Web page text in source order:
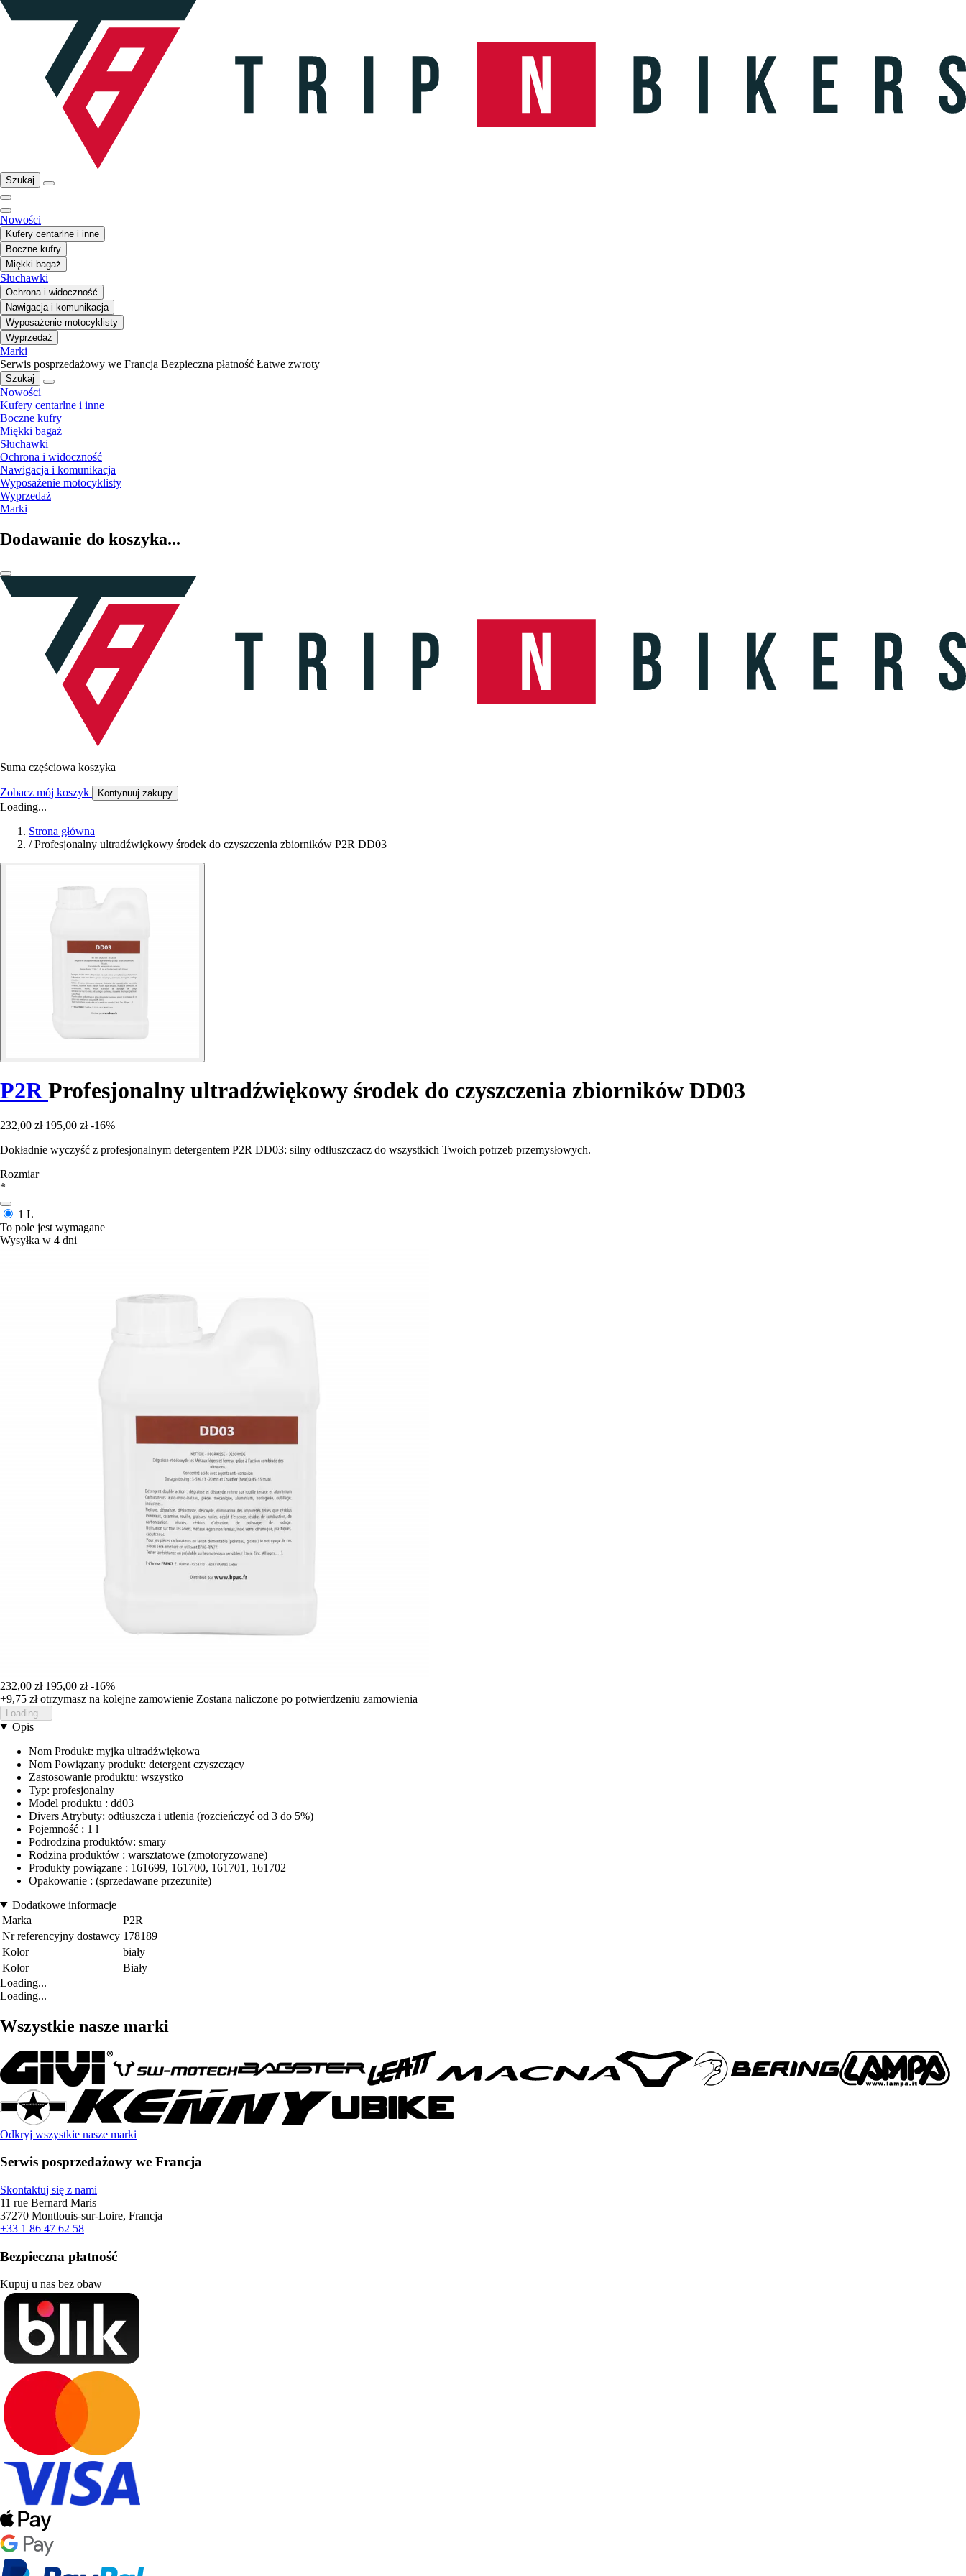
Szukaj
Nowości
Kufery centarlne i inne
Boczne kufry
Miękki bagaż
Słuchawki
Ochrona i widoczność
Nawigacja i komunikacja
Wyposażenie motocyklisty
Wyprzedaż
Marki
Serwis posprzedażowy we Francja Bezpieczna płatność Łatwe zwroty
Szukaj
Nowości
Kufery centarlne i inne
Boczne kufry
Miękki bagaż
Słuchawki
Ochrona i widoczność
Nawigacja i komunikacja
Wyposażenie motocyklisty
Wyprzedaż
Marki
Dodawanie do koszyka...
Suma częściowa koszyka
Zobacz mój koszyk Kontynuuj zakupy
Loading...
Strona główna
/ Profesjonalny ultradźwiękowy środek do czyszczenia zbiorników P2R DD03
P2R Profesjonalny ultradźwiękowy środek do czyszczenia zbiorników DD03
232,00 zł 195,00 zł -16%
Dokładnie wyczyść z profesjonalnym detergentem P2R DD03: silny odtłuszczacz do wszystkich Twoich potrzeb przemysłowych.
Rozmiar
*
1 L
To pole jest wymagane
Wysyłka w 4 dni
232,00 zł 195,00 zł -16%
+9,75 złotrzymasz na kolejne zamowienie Zostana naliczone po potwierdzeniu zamowienia
Loading...
Opis
Nom Produkt: myjka ultradźwiękowa
Nom Powiązany produkt: detergent czyszczący
Zastosowanie produktu: wszystko
Typ: profesjonalny
Model produktu : dd03
Divers Atrybuty: odtłuszcza i utlenia (rozcieńczyć od 3 do 5%)
Pojemność : 1 l
Podrodzina produktów: smary
Rodzina produktów : warsztatowe (zmotoryzowane)
Produkty powiązane : 161699, 161700, 161701, 161702
Opakowanie : (sprzedawane przezunite)
Dodatkowe informacje
Marka
P2R
Nr referencyjny dostawcy 178189
Kolor
biały
Kolor
Biały
Loading...
Loading...
Wszystkie nasze marki
Odkryj wszystkie nasze marki
Serwis posprzedażowy we Francja
Skontaktuj się z nami
11 rue Bernard Maris
37270 Montlouis-sur-Loire, Francja
+33 1 86 47 62 58
Bezpieczna płatność
Kupuj u nas bez obaw